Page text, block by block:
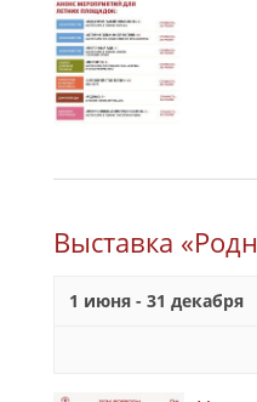
Выставка
1 июня - 31 декабря